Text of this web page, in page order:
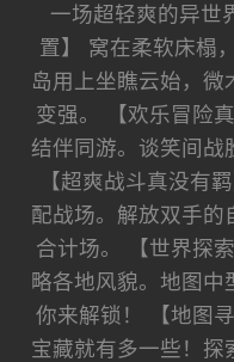
一场超轻爽的异世
置】 窝在柔软床榻
岛用上坐瞧云始，微
变强。 【欢乐冒险
结伴同游。谈笑间战
【超爽战斗真没有
配战场。解放双手的
合计场。 【世界探
略各地风貌。地图中
你来解锁！ 【地图
宝藏就有多一些！探